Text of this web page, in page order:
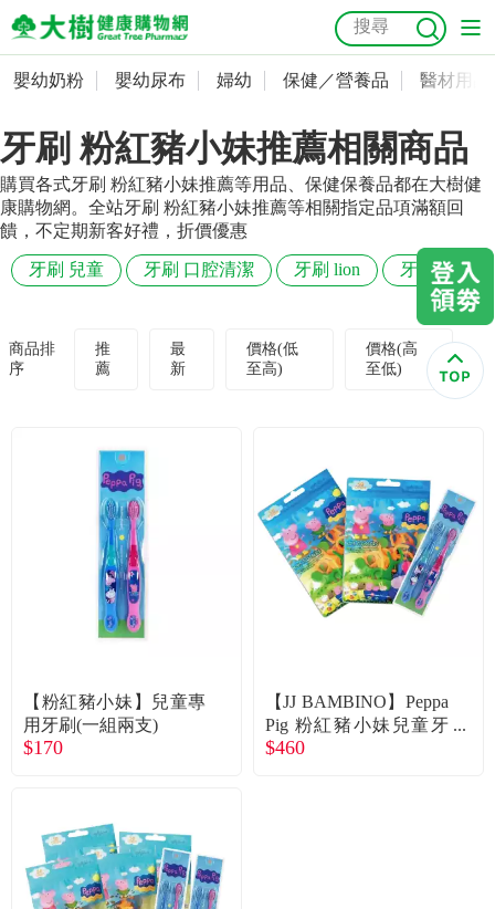
嬰幼奶粉
嬰幼尿布
婦幼
保健／營養品
美容／個人清潔
食品／健康食補
優惠活動
關於我們
購物流程
抗菌 尿布 大樹獨家 益生菌 魚油 幼兒米餅 貓砂
奶瓶奶嘴
會員資料及密碼修改
常用收件人清單
訂單查詢
收藏清單
優惠券領取
嬰幼奶粉 嬰幼尿布 婦幼 保健／營養品 醫材用品
牙刷 粉紅豬小妹推薦相關商品
購買各式牙刷 粉紅豬小妹推薦等用品、保健保養品都在大樹健
康購物網。全站牙刷 粉紅豬小妹推薦等相關指定品項滿額回
饋，不定期新客好禮，折價優惠
牙刷 兒童 牙刷 口腔清潔 牙刷 lion 牙刷 細毛
商品排
序
推
薦
最
新
價格(低
至高)
價格(高
至低)
【粉紅豬小妹】兒童專
用牙刷(一組兩支)
$170
【JJ BAMBINO】Peppa
Pig 粉紅豬小妹兒童牙
線*2包(50支/包)+牙刷*
$460